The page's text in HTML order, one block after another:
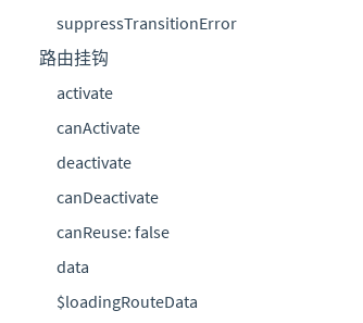
suppressTransitionError
路由挂钩
activate
canActivate
deactivate
canDeactivate
canReuse: false
data
$loadingRouteData